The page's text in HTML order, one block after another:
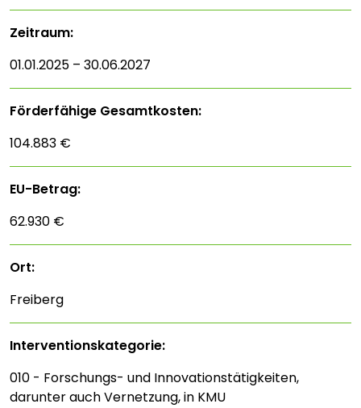
Zeitraum:
01.01.2025 – 30.06.2027
Förderfähige Gesamtkosten:
104.883 €
EU-Betrag:
62.930 €
Ort:
Freiberg
Interventions­kategorie:
010 - Forschungs- und Innovationstätigkeiten,
darunter auch Vernetzung, in KMU